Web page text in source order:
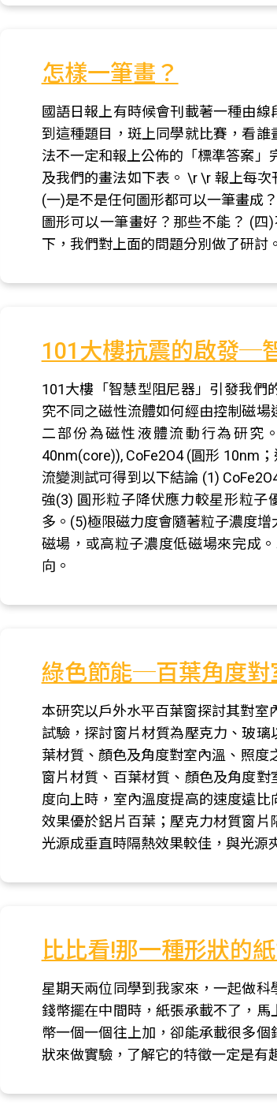
怎樣一筆畫？
國語日報上有時候會刊載著一種由
到這種題目，斑上同學就比賽，看
法不一定和報上公佈的「標準答案」
及我們的畫法如下表。 \r \r 報上每
(一)是不是任何圖形都可以一筆畫成
圖形可以一筆畫好？那些不能？ (
下，我們對上面的問題分別做了研討。
101大樓抗震的啟發─
101大樓「智慧型阻尼器」引發我們
究不同之磁性流體如何經由控制磁
二部份為磁性液體流動行為研究
40nm(core)), CoFe2O4 (圓形 10nm
流變測試可得到以下結論 (1)
強(3) 圓形粒子降伏應力較星形粒子
多。(5)極限磁力度會隨著粒子濃度
磁場，或高粒子濃度低磁場來完成
向。
綠色節能─百葉角度對
本研究以戶外水平百葉窗探討其對室
試驗，探討窗片材質為壓克力、玻
葉材質、顏色及角度對室內溫、照
窗片材質、百葉材質、顏色及角度
度向上時，室內溫度提高的速度遠
效果優於鋁片百葉；壓克力材質窗
光源成垂直時隔熱效果較佳，與光源
比比看!那一種形狀的
星期天兩位同學到我家來，一起做
錢幣擺在中間時，紙張承載不了，
幣一個一個往上加，卻能承載很多
狀來做實驗，了解它的特徵一定是有